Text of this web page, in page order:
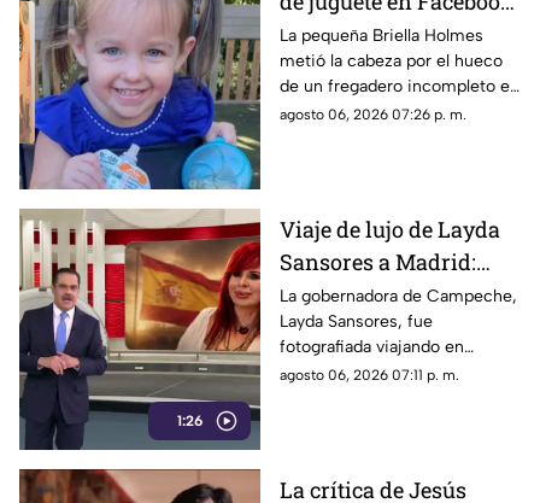
y terminó en tragedia:
Muere niña de 3 años
atrapada en el mueble
La pequeña Briella Holmes
metió la cabeza por el hueco
de un fregadero incompleto en
un mueble de segunda mano;
agosto 06, 2026 07:26 p. m.
1:26
Viaje de lujo de Layda
Sansores a Madrid:
captada junto a su
hermana del DIF
estatal
La gobernadora de Campeche,
Layda Sansores, fue
fotografiada viajando en
primera clase a Madrid,
agosto 06, 2026 07:11 p. m.
La crítica de Jesús